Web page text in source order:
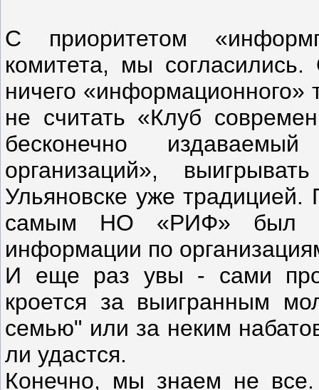
С приоритетом
комитета, мы
ничего
не считать «Клуб
бесконечно
организаций»,
Ульяновске уже
самым НО «РИФ» был
информации по
И еще раз увы - сами
кроется за выигранным
семью" или за неким
ли удастся.
Конечно, мы знаем не все.